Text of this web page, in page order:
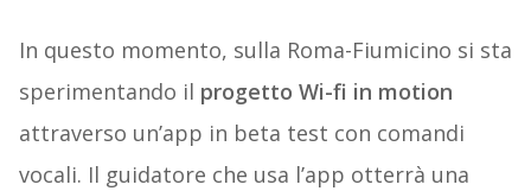
In questo momento, sulla Roma-Fiumicino si sta
sperimentando il progetto Wi-fi in motion
attraverso un’app in beta test con comandi
vocali. Il guidatore che usa l’app otterrà una